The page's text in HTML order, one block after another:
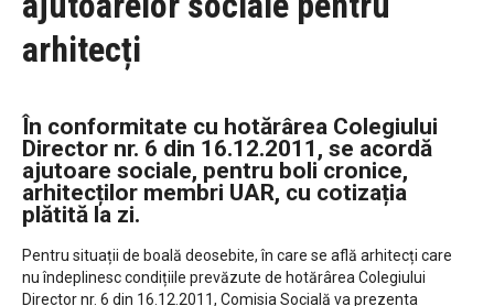
arhitecți
În conformitate cu hotărârea Colegiului
Director nr. 6 din 16.12.2011, se acordă
ajutoare sociale, pentru boli cronice,
arhitecților membri UAR, cu cotizația
plătită la zi.
Pentru situații de boală deosebite, în care se află arhitecți care
nu îndeplinesc condițiile prevăzute de hotărârea Colegiului
Director nr. 6 din 16.12.2011, Comisia Socială va prezenta